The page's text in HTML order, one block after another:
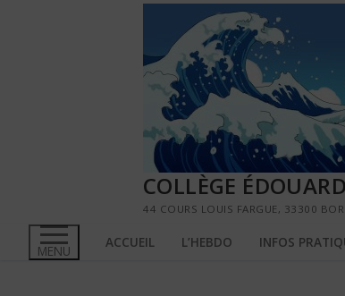
COLLÈGE
44 COURS LOUIS FARGUE, 33300
MENU ACCUEIL L’HEBDO INFOS